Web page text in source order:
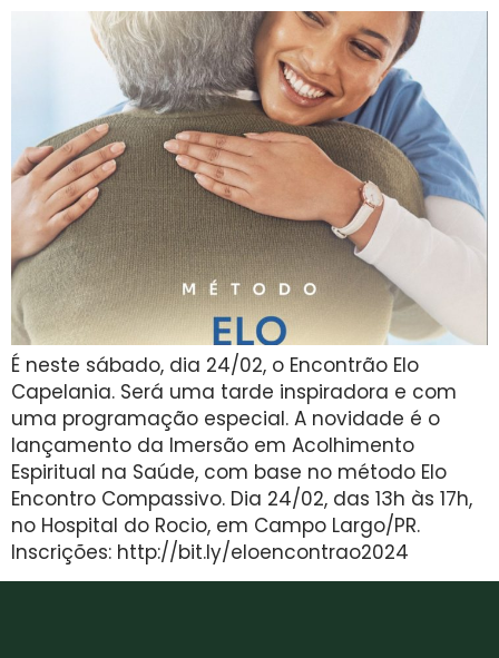
É neste sábado, dia 24/02, o Encontrão Elo
Capelania. Será uma tarde inspiradora e com
uma programação especial. A novidade é o
lançamento da Imersão em Acolhimento
Espiritual na Saúde, com base no método Elo
Encontro Compassivo. Dia 24/02, das 13h às 17h,
no Hospital do Rocio, em Campo Largo/PR.
Inscrições: http://bit.ly/eloencontrao2024